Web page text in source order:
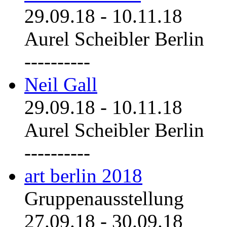
29.09.18 - 10.11.18
Aurel Scheibler Berlin
----------
Neil Gall
29.09.18 - 10.11.18
Aurel Scheibler Berlin
----------
art berlin 2018
Gruppenausstellung
27.09.18 - 30.09.18